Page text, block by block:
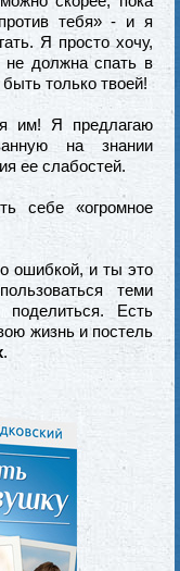
тебя» - и я
Я просто хочу,
должна спать в
только твоей!
им! Я предлагаю
на знании
ее слабостей.
себе «огромное
ошибкой, и ты это
теми
Есть
жизнь и постель
.